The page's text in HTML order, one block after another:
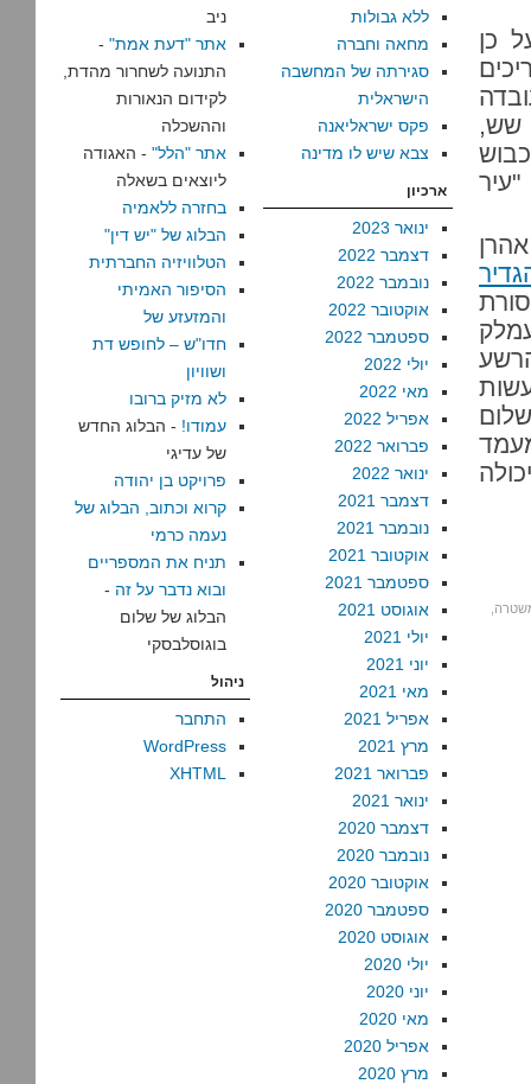
כן
שש,
ללא גבולות
מחאה וחברה
סגירתה של המחשבה
הישראלית
פקס ישראליאנה
צבא שיש לו מדינה
ארכיון
ינואר 2023
דצמבר 2022
נובמבר 2022
אוקטובר 2022
ספטמבר 2022
יולי 2022
מאי 2022
אפריל 2022
פברואר 2022
ינואר 2022
דצמבר 2021
נובמבר 2021
אוקטובר 2021
ספטמבר 2021
אוגוסט 2021
יולי 2021
יוני 2021
מאי 2021
אפריל 2021
מרץ 2021
פברואר 2021
ינואר 2021
דצמבר 2020
נובמבר 2020
אוקטובר 2020
ספטמבר 2020
אוגוסט 2020
יולי 2020
יוני 2020
מאי 2020
אפריל 2020
מרץ 2020
ניב
אתר "דעת אמת" -
התנועה לשחרור מהדת,
לקידום הנאורות
וההשכלה
אתר "הלל" - האגודה
ליוצאים בשאלה
בחזרה ללאמיה
הבלוג של "יש דין"
הטלוויזיה החברתית
הסיפור האמיתי
והמזעזע של
חדו"ש – לחופש דת
ושוויון
לא מזיק ברובו
עמודו! - הבלוג החדש
של עדיגי
פרויקט בן יהודה
קרוא וכתוב, הבלוג של
נעמה כרמי
תניח את המספריים
ובוא נדבר על זה -
הבלוג של שלום
בוגוסלבסקי
ניהול
התחבר
WordPress
XHTML